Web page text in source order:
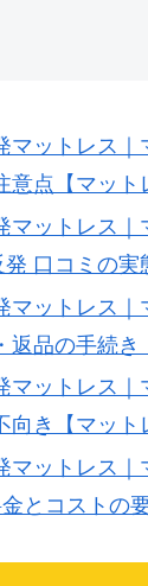
マットレス
点【マット
マットレス
口コミの実
マットレス
品の手続き
マットレス
き【マット
マットレス
とコストの